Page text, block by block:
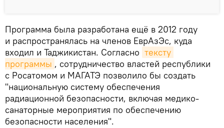
Программа была разработана ещё в 2012 году
и распространялась на членов ЕврАзЭс, куда
входил и Таджикистан. Согласно тексту
программы , сотрудничество властей республики
с Росатомом и МАГАТЭ позволило бы создать
"национальную систему обеспечения
радиационной безопасности, включая медико-
санаторные мероприятия по обеспечению
безопасности населения".